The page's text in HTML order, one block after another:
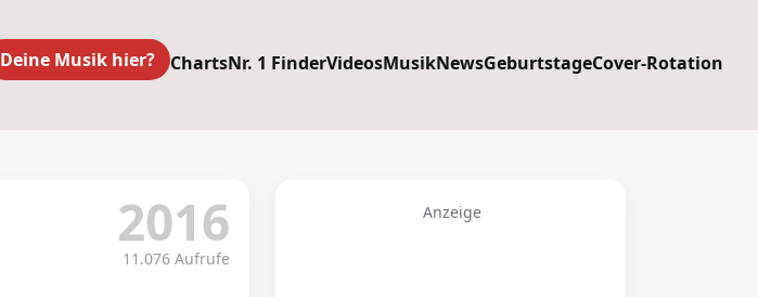
Deine Musik hier? ChartsNr. 1 FinderVideosMusikNewsGeburtstageCover-Rotation
2016
11.076 Aufrufe
Anzeige